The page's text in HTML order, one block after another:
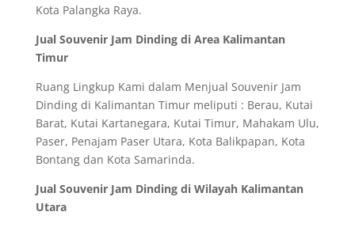
Kota Palangka Raya.
Jual Souvenir Jam Dinding di Area Kalimantan
Timur
Ruang Lingkup Kami dalam Menjual Souvenir Jam
Dinding di Kalimantan Timur meliputi : Berau, Kutai
Barat, Kutai Kartanegara, Kutai Timur, Mahakam Ulu,
Paser, Penajam Paser Utara, Kota Balikpapan, Kota
Bontang dan Kota Samarinda.
Jual Souvenir Jam Dinding di Wilayah Kalimantan
Utara